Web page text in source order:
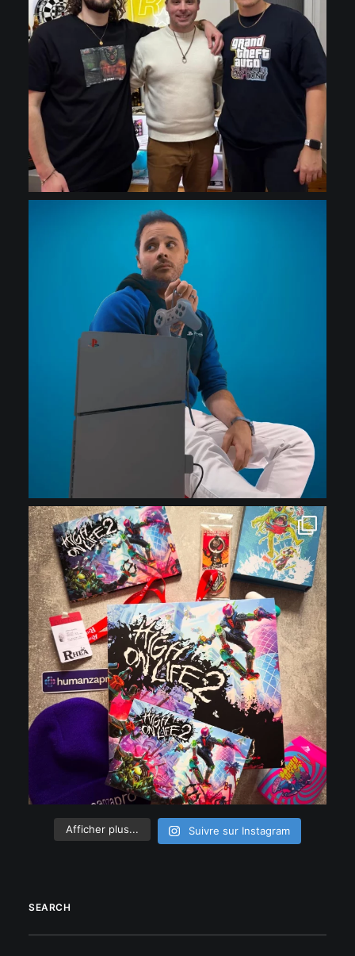
Afficher plus... Suivre sur Instagram
SEARCH